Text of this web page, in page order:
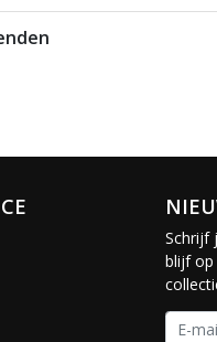
Schrijf
blijf op